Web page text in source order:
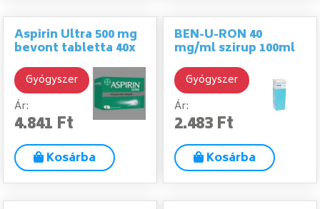
Aspirin Ultra 500 mg
bevont tabletta 40x
Gyógyszer
Ár:
4.841 Ft
Kosárba
BEN-U-RON 40
mg/ml szirup 100ml
Gyógyszer
Ár:
2.483 Ft
Kosárba